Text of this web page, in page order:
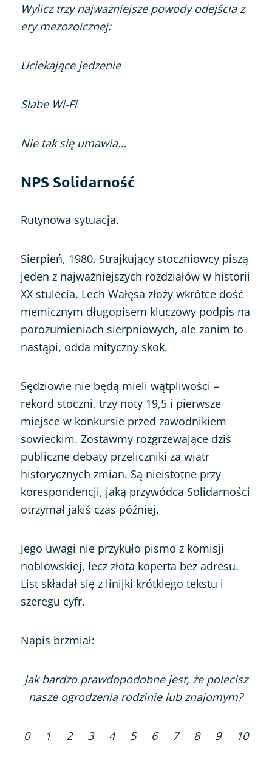
Wylicz trzy najważniejsze powody odejścia z
ery mezozoicznej:
Uciekające jedzenie
Słabe Wi-Fi
Nie tak się umawia…
NPS Solidarność
Rutynowa sytuacja.
Sierpień, 1980. Strajkujący stoczniowcy piszą
jeden z najważniejszych rozdziałów w historii
XX stulecia. Lech Wałęsa złoży wkrótce dość
memicznym długopisem kluczowy podpis na
porozumieniach sierpniowych, ale zanim to
nastąpi, odda mityczny skok.
Sędziowie nie będą mieli wątpliwości –
rekord stoczni, trzy noty 19,5 i pierwsze
miejsce w konkursie przed zawodnikiem
sowieckim. Zostawmy rozgrzewające dziś
publiczne debaty przeliczniki za wiatr
historycznych zmian. Są nieistotne przy
korespondencji, jaką przywódca Solidarności
otrzymał jakiś czas później.
Jego uwagi nie przykuło pismo z komisji
noblowskiej, lecz złota koperta bez adresu.
List składał się z linijki krótkiego tekstu i
szeregu cyfr.
Napis brzmiał:
Jak bardzo prawdopodobne jest, że polecisz
nasze ogrodzenia rodzinie lub znajomym?
0 1 2 3 4 5 6 7 8 9 10